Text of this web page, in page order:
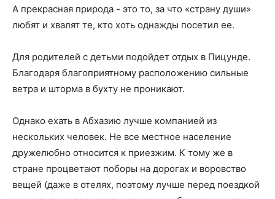
А прекрасная природа - это то, за что «страну души»
любят и хвалят те, кто хоть однажды посетил ее.
Для родителей с детьми подойдет отдых в Пицунде.
Благодаря благоприятному расположению сильные
ветра и шторма в бухту не проникают.
Однако ехать в Абхазию лучше компанией из
нескольких человек. Не все местное население
дружелюбно относится к приезжим. К тому же в
стране процветают поборы на дорогах и воровство
вещей (даже в отелях, поэтому лучше перед поездкой